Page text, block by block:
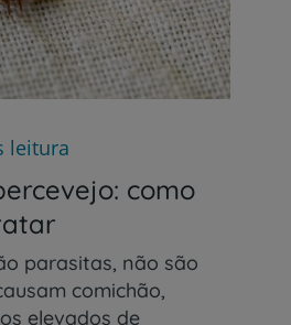
leitura
como
parasitas, não são
comichão,
elevados de